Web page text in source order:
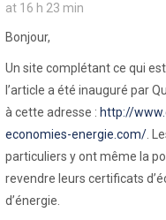
at 16 h 23 min
Bonjour,
Un site complétant ce qui
l’article a été inauguré par
à cette adresse : http://
economies-energie.com/.
particuliers y ont même la
revendre leurs certificats
d’énergie.